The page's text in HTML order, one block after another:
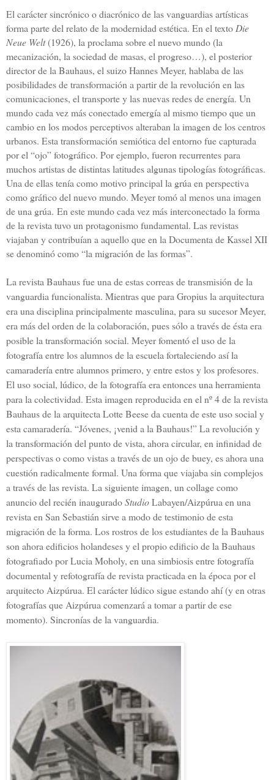
El carácter sincrónico o diacrónico de las vanguardias artísticas
forma parte del relato de la modernidad estética. En el texto Die
Neue Welt(1926), la proclama sobre el nuevo mundo (la
mecanización, la sociedad de masas, el progreso…), el posterior
director de la Bauhaus, el suizo Hannes Meyer, hablaba de las
posibilidades de transformación a partir de la revolución en las
comunicaciones, el transporte y las nuevas redes de energía. Un
mundo cada vez más conectado emergía al mismo tiempo que un
cambio en los modos perceptivos alteraban la imagen de los centros
urbanos. Esta transformación semiótica del entorno fue capturada
por el “ojo” fotográfico. Por ejemplo, fueron recurrentes para
muchos artistas de distintas latitudes algunas tipologías fotográficas.
Una de ellas tenía como motivo principal la grúa en perspectiva
como gráfico del nuevo mundo. Meyer tomó al menos una imagen
de una grúa. En este mundo cada vez más interconectado la forma
de la revista tuvo un protagonismo fundamental. Las revistas
viajaban y contribuían a aquello que en la Documenta de Kassel XII
se denominó como “la migración de las formas”.
La revista Bauhaus fue una de estas correas de transmisión de la
vanguardia funcionalista. Mientras que para Gropius la arquitectura
era una disciplina principalmente masculina, para su sucesor Meyer,
era más del orden de la colaboración, pues sólo a través de ésta era
posible la transformación social. Meyer fomentó el uso de la
fotografía entre los alumnos de la escuela fortaleciendo así la
camaradería entre alumnos primero, y entre estos y los profesores.
El uso social, lúdico, de la fotografía era entonces una herramienta
para la colectividad. Esta imagen reproducida en el nº 4 de la revista
Bauhaus de la arquitecta Lotte Beese da cuenta de este uso social y
esta camaradería. “Jóvenes, ¡venid a la Bauhaus!” La revolución y
la transformación del punto de vista, ahora circular, en infinidad de
perspectivas o como vistas a través de un ojo de buey, es ahora una
cuestión radicalmente formal. Una forma que viajaba sin complejos
a través de las revista. La siguiente imagen, un collage como
anuncio del recién inauguradoStudioLabayen/Aizpúrua en una
revista en San Sebastián sirve a modo de testimonio de esta
migración de la forma. Los rostros de los estudiantes de la Bauhaus
son ahora edificios holandeses y el propio edificio de la Bauhaus
fotografiado por Lucia Moholy, en una simbiosis entre fotografía
documental y refotografía de revista practicada en la época por el
arquitecto Aizpúrua. El carácter lúdico sigue estando ahí (y en otras
fotografías que Aizpúrua comenzará a tomar a partir de ese
momento). Sincronías de la vanguardia.